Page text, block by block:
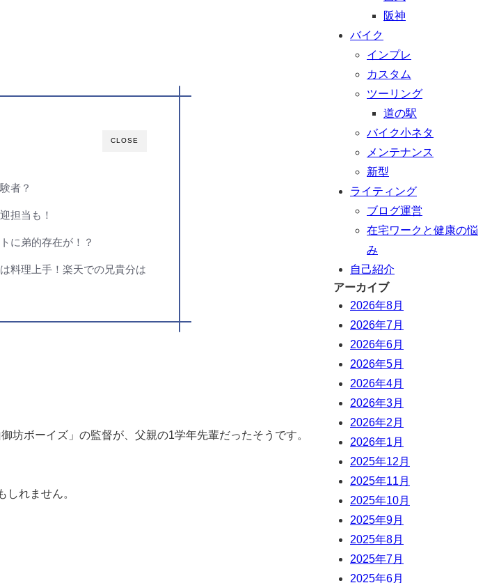
CLOSE
者？
担当も！
に弟的存在が！？
料理上手！楽天での兄貴分は
坊ボーイズ」の監督が、父親の1学年先輩だったそうです。
れません。
阪神
バイク
インプレ
カスタム
ツーリング
道の駅
バイク小ネタ
メンテナンス
新型
ライティング
ブログ運営
在宅ワークと健康の悩
み
自己紹介
アーカイブ
2026年8月
2026年7月
2026年6月
2026年5月
2026年4月
2026年3月
2026年2月
2026年1月
2025年12月
2025年11月
2025年10月
2025年9月
2025年8月
2025年7月
2025年6月